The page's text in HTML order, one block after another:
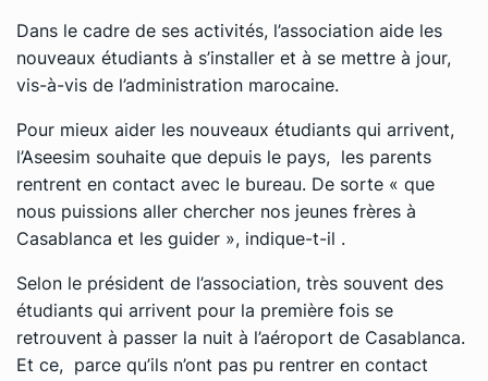
Dans le cadre de ses activités, l’association aide les
nouveaux étudiants à s’installer et à se mettre à jour,
vis-à-vis de l’administration marocaine.
Pour mieux aider les nouveaux étudiants qui arrivent,
l’Aseesim souhaite que depuis le pays, les parents
rentrent en contact avec le bureau. De sorte « que
nous puissions aller chercher nos jeunes frères à
Casablanca et les guider », indique-t-il .
Selon le président de l’association, très souvent des
étudiants qui arrivent pour la première fois se
retrouvent à passer la nuit à l’aéroport de Casablanca.
Et ce, parce qu’ils n’ont pas pu rentrer en contact